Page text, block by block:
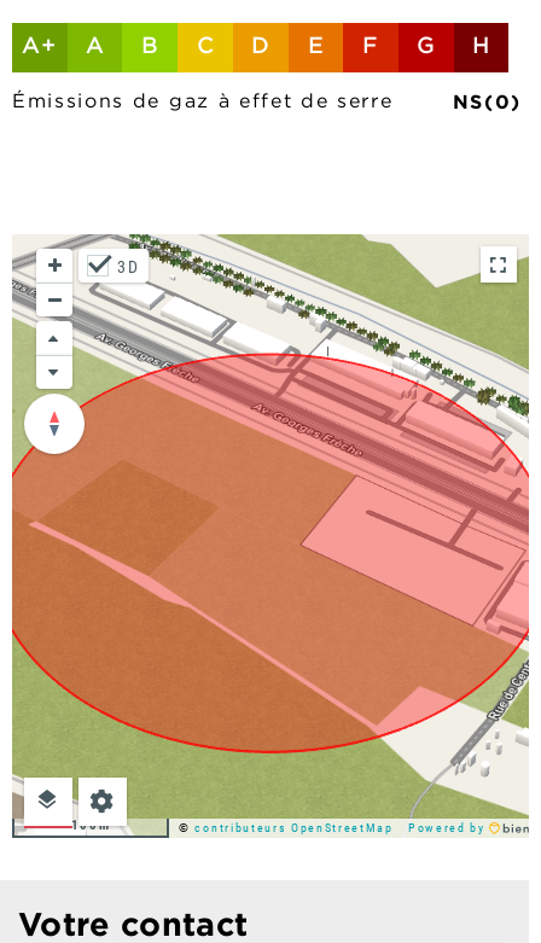
A+ A B C D E F G H
Émissions de gaz à effet de serre NS(0)
3D
100m ©contributeurs OpenStreetMap Powered by
Votre contact